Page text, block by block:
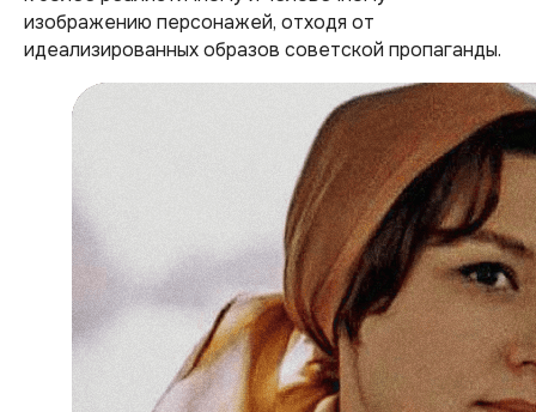
изображению персонажей, отходя от
идеализированных образов советской пропаганды.